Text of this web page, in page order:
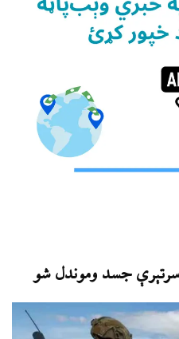
جسد وموندل شو